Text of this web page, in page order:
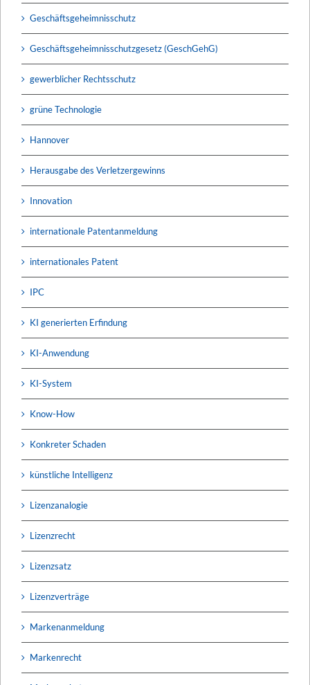
Geschäftsgeheimnisschutz
Geschäftsgeheimnisschutzgesetz (GeschGehG)
gewerblicher Rechtsschutz
grüne Technologie
Hannover
Herausgabe des Verletzergewinns
Innovation
internationale Patentanmeldung
internationales Patent
IPC
KI generierten Erfindung
KI-Anwendung
KI-System
Know-How
Konkreter Schaden
künstliche Intelligenz
Lizenzanalogie
Lizenzrecht
Lizenzsatz
Lizenzverträge
Markenanmeldung
Markenrecht